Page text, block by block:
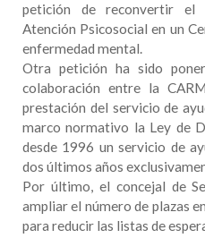
petición de reconvertir el
Atención Psicosocial en un
enfermedad mental.
Otra petición ha sido
colaboración entre la
prestación del servicio de
marco normativo la Ley de
desde 1996 un servicio de
dos últimos años
Por último, el concejal de
ampliar el número de plazas
para reducir las listas de